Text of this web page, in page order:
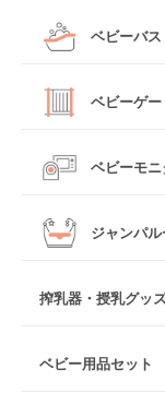
クーファン
マットレス・布団
ベビーベッドその他
ジュニアシート
チャイルドシートそ
他
ロッキングタイプ
すべて
ヒップシート
抱っこ紐その他
ベビーバス
ベビーゲー
すべて
ベビーモニ
ジャンパル
搾乳器・授乳グッ
ベビー用品セット